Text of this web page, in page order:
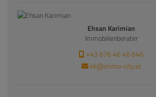
Ehsan Karimian
Immobilienberater
+43 676 46 46 646
ek@immo-city.at